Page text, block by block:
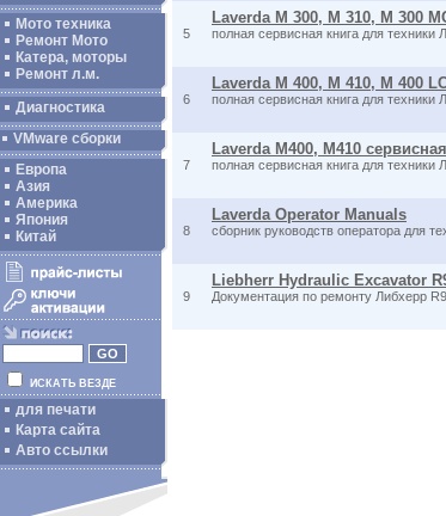
Мото техника
Ремонт Мото
Катера, моторы
Ремонт л.м.
Диагностика
VMware сборки
Европа
Азия
Америка
Япония
Китай
ИСКАТЬ ВЕЗДЕ
для печати
Карта сайта
Авто ссылки
5
Laverda M 300, M 310, M 300
полная сервисная книга для техники
6
Laverda M 400, M 410, M 400
полная сервисная книга для техники
7
Laverda M400, M410
полная сервисная книга для техники
8
Laverda Operator Manuals
сборник руководств оператора для
9
Liebherr Hydraulic Excavator
Документация по ремонту Либхерр